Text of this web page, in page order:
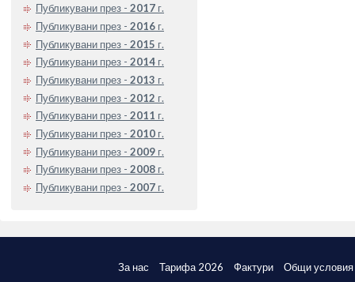
Публикувани през - 2017 г.
Публикувани през - 2016 г.
Публикувани през - 2015 г.
Публикувани през - 2014 г.
Публикувани през - 2013 г.
Публикувани през - 2012 г.
Публикувани през - 2011 г.
Публикувани през - 2010 г.
Публикувани през - 2009 г.
Публикувани през - 2008 г.
Публикувани през - 2007 г.
За нас Тарифа 2026 Фактури Общи условия